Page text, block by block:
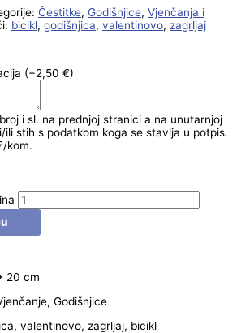
Čestitke, Godišnjice, Vjenčanja i
bicikl, godišnjica, valentinovo, zagrljaj
(+2,50 €)
i sl. na prednjoj stranici a na unutarnjoj
ili stih s podatkom koga se stavlja u potpis.
kom.
20 cm
Godišnjice
valentinovo, zagrljaj, bicikl